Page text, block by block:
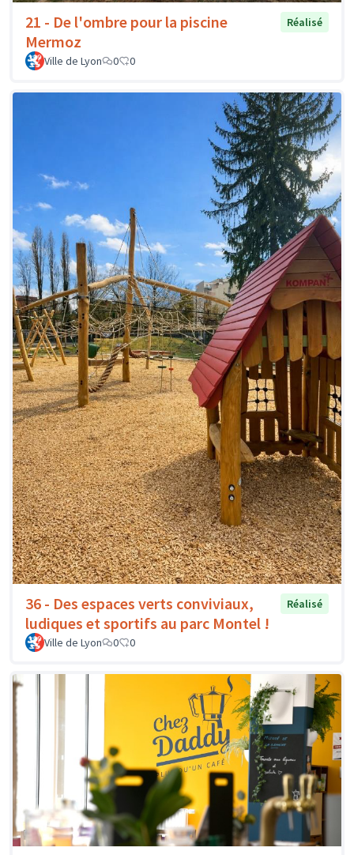
21 - De l'ombre pour la piscine
Mermoz
Réalisé
Ville de Lyon 0 0
36 - Des espaces verts conviviaux,
ludiques et sportifs au parc Montel !
Réalisé
Ville de Lyon 0 0